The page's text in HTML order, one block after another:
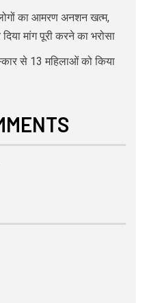
का आमरण अनशन खत्म,
मांग पूरी करने का भरोसा
से 13 महिलाओं को किया